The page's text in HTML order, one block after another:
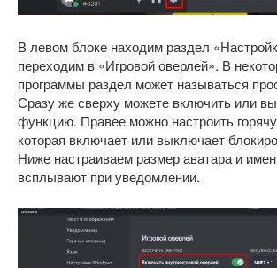
В левом блоке находим раздел
переходим в «Игровой оверлей». В
программы раздел может называться
Сразу же сверху можете включить или
функцию. Правее можно настроить
которая включает или выключает
Ниже настраиваем размер аватара и
всплывают при уведомлении.